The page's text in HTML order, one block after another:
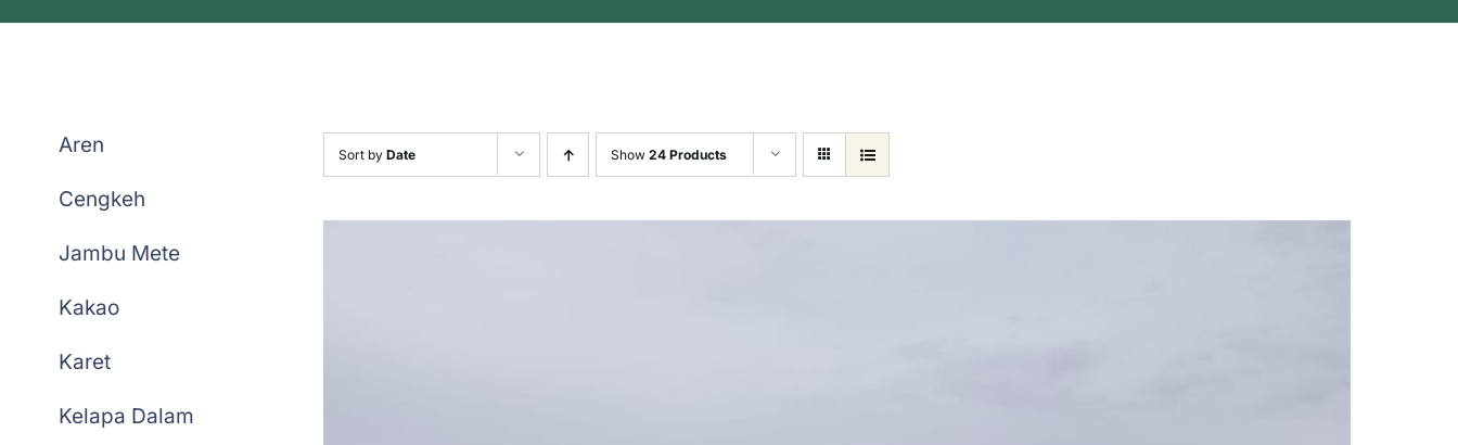
Aren
Cengkeh
Jambu Mete
Kakao
Karet
Kelapa Dalam
Sort byDate Show24 Products